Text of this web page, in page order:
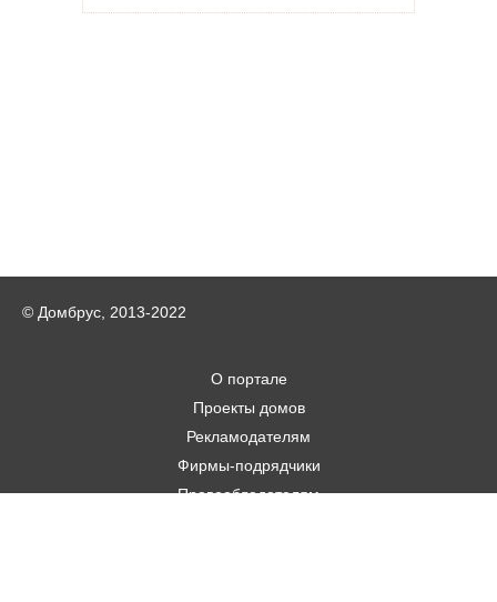
© Домбрус, 2013-2022
О портале
Проекты домов
Рекламодателям
Фирмы-подрядчики
Правообладателям